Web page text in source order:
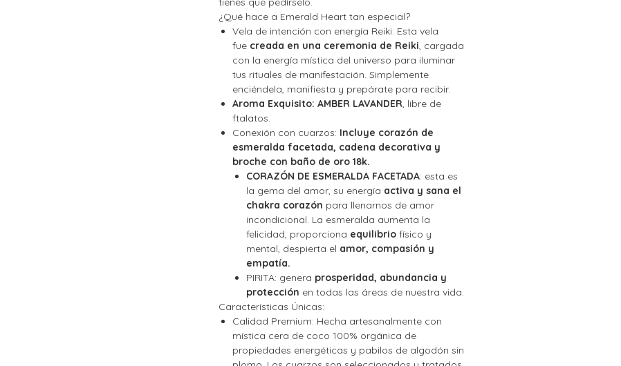
¿Qué hace a Emerald Heart tan especial?
Vela de intención con energía Reiki: Esta vela
fue creada en una ceremonia de Reiki, cargada
con la energía mística del universo para iluminar
tus rituales de manifestación. Simplemente
enciéndela, manifiesta y prepárate para recibir.
Aroma Exquisito: AMBER LAVANDER, libre de
ftalatos.
Conexión con cuarzos: Incluye corazón de
esmeralda facetada, cadena decorativa y
broche con baño de oro 18k.
CORAZÓN DE ESMERALDA FACETADA: esta es
la gema del amor, su energía activa y sana el
chakra corazón para llenarnos de amor
incondicional. La esmeralda aumenta la
felicidad, proporciona equilibrio físico y
mental, despierta el amor, compasión y
empatía.
PIRITA: genera prosperidad, abundancia y
protección en todas las áreas de nuestra vida.
Características Únicas:
Calidad Premium: Hecha artesanalmente con
mística cera de coco 100% orgánica de
propiedades energéticas y pabilos de algodón sin